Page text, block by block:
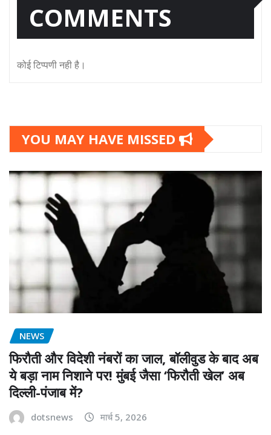
COMMENTS
कोई टिप्पणी नही है।
YOU MAY HAVE MISSED
NEWS
फिरौती और विदेशी नंबरों का जाल, बॉलीवुड के बाद अब
ये बड़ा नाम निशाने पर! मुंबई जैसा ‘फिरौती खेल’ अब
दिल्ली-पंजाब में?
dotsnews मार्च 5, 2026